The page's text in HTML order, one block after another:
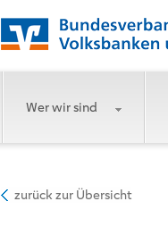
Wer wir sind
zurück zur Übersicht